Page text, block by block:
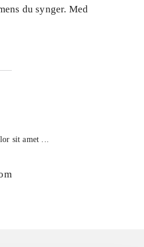
du synger. Med
sit amet ...